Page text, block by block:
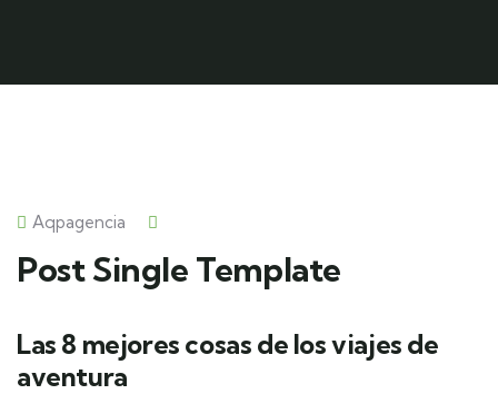
Aqpagencia
Post Single Template
Las 8 mejores cosas de los viajes de
aventura